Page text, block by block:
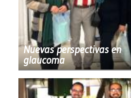
Nuevas perspectivas en
glaucoma